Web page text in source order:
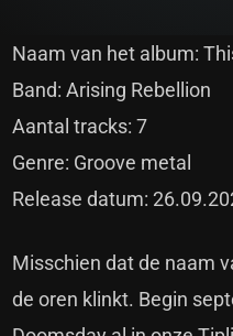
Naam van het album:
Band: Arising Rebellion
Aantal tracks: 7
Genre: Groove metal
Release datum:
Misschien dat de naam
de oren klinkt. Begin